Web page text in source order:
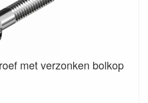
met verzonken bolkop